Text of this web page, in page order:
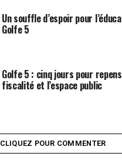
Un souffle d’espoir pour
Golfe 5
Golfe 5 : cinq jours pour
fiscalité et l’espace public
CLIQUEZ POUR COMMENTER